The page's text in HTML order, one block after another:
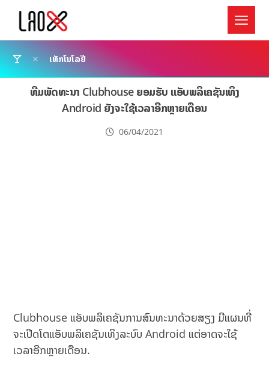
ເທັກໂນໂລຢີ
ທີມພັດທະນາ Clubhouse ຍອມຮັບ ແອັບພລິເຄຊັນເທິງ
Android ຍັງຈະໃຊ້ເວລາອີກຫຼາຍເດືອນ
06/04/2021
Clubhouse ແອັບພລິເຄຊັນການສົນທະນາດ້ວຍສຽງ ມີແຜນທີ່
ຈະເປີດໂຕແອັບພລິເຄຊັນເທິງລະບົບ Android ແຕ່ອາດຈະໃຊ້
ເວລາອີກຫຼາຍເດືອນ.